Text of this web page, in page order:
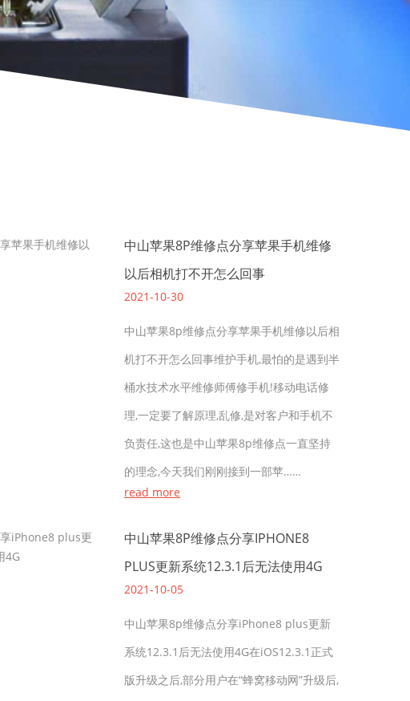
中山苹果8P维修点分享苹果手机维修
以后相机打不开怎么回事
2021-10-30
中山苹果8p维修点分享苹果手机维修以后相
机打不开怎么回事维护手机,最怕的是遇到半
桶水技术水平维修师傅修手机!移动电话修
理,一定要了解原理,乱修,是对客户和手机不
负责任,这也是中山苹果8p维修点一直坚持
的理念,今天我们刚刚接到一部苹……
read more
中山苹果8P维修点分享IPHONE8
PLUS更新系统12.3.1后无法使用4G
2021-10-05
中山苹果8p维修点分享iPhone8 plus更新
系统12.3.1后无法使用4G在iOS12.3.1正式
版升级之后,部分用户在“蜂窝移动网”升级后,